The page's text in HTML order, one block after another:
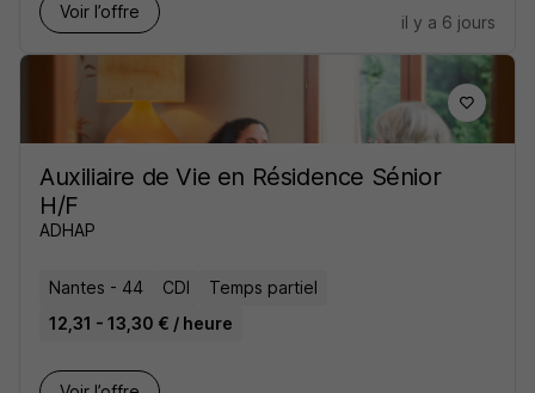
Voir l’offre
il y a 6 jours
Auxiliaire de Vie en Résidence Sénior
H/F
ADHAP
Nantes - 44 CDI
Temps partiel
12,31 - 13,30 € / heure